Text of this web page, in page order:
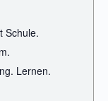
Schule.
Lernen.